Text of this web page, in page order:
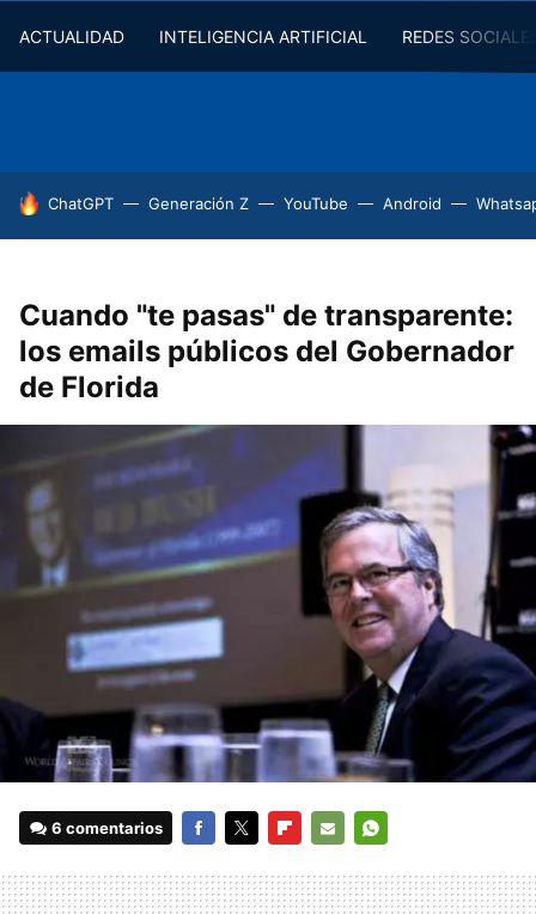
ACTUALIDAD INTELIGENCIA ARTIFICIAL REDES
HOY SE HABLA DE
ChatGPT Generación Z YouTube Android
Cuando "te pasas" de transparente:
los emails públicos del Gobernador
de Florida
6 comentarios
MAIL